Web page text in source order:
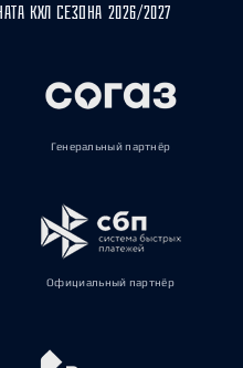
КХЛ СЕЗОНА 2026/2027
Генеральный партнёр
Официальный партнёр